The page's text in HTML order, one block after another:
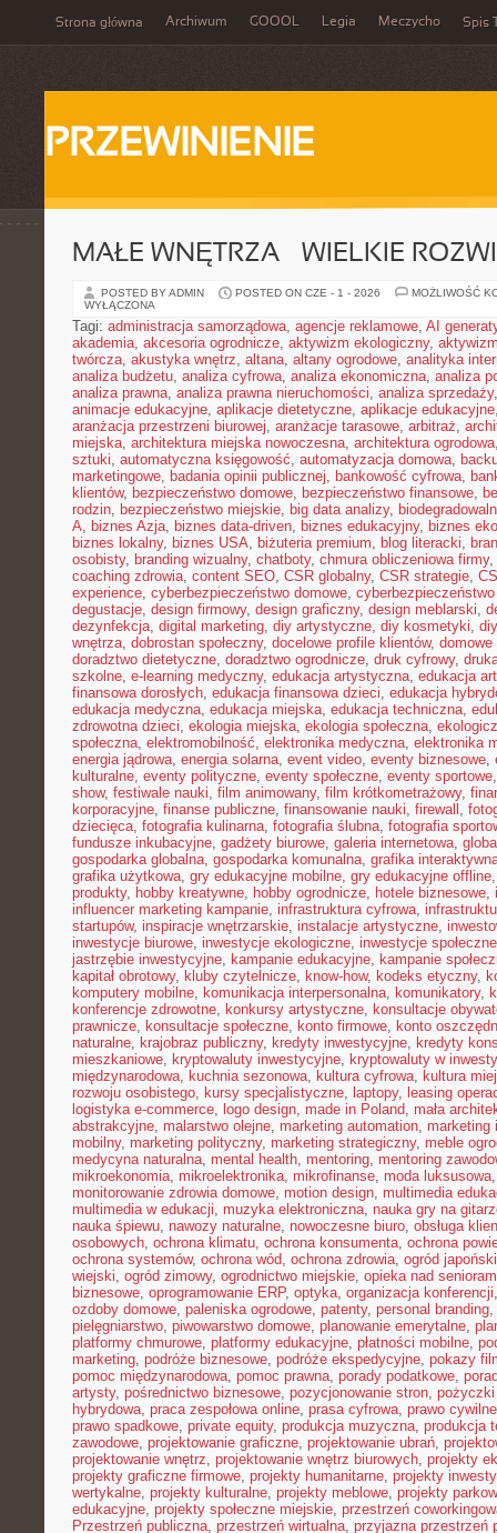
Strona główna Archiwum GOOOL Legia Meczycho Spis
PRZEWINIENIE
MAŁE WNĘTRZA – WIELKIE
POSTED BY ADMIN POSTED ON CZE - 1 - 2026
MOŻLIWOŚĆ
WYŁĄCZONA
Tagi: administracja samorządowa, agencje reklamowe, AI
akademia, akcesoria ogrodnicze, aktywizm ekologiczny,
twórcza, akustyka wnętrz, altana, altany ogrodowe, analityka
analiza budżetu, analiza cyfrowa, analiza ekonomiczna, analiza
analiza prawna, analiza prawna nieruchomości, analiza sprzedaży
animacje edukacyjne, aplikacje dietetyczne, aplikacje edukacyjne
aranżacja przestrzeni biurowej, aranżacje tarasowe, arbitraż,
miejska, architektura miejska nowoczesna, architektura ogrodowa
sztuki, automatyczna księgowość, automatyzacja domowa,
marketingowe, badania opinii publicznej, bankowość cyfrowa,
klientów, bezpieczeństwo domowe, bezpieczeństwo finansowe,
rodzin, bezpieczeństwo miejskie, big data analizy,
A, biznes Azja, biznes data-driven, biznes edukacyjny, biznes
biznes lokalny, biznes USA, biżuteria premium, blog literacki,
osobisty, branding wizualny, chatboty, chmura obliczeniowa firmy,
coaching zdrowia, content SEO, CSR globalny, CSR strategie,
experience, cyberbezpieczeństwo domowe,
degustacje, design firmowy, design graficzny, design meblarski,
dezynfekcja, digital marketing, diy artystyczne, diy kosmetyki,
wnętrza, dobrostan społeczny, docelowe profile klientów,
doradztwo dietetyczne, doradztwo ogrodnicze, druk cyfrowy,
szkolne, e-learning medyczny, edukacja artystyczna, edukacja
finansowa dorosłych, edukacja finansowa dzieci, edukacja
edukacja medyczna, edukacja miejska, edukacja techniczna,
zdrowotna dzieci, ekologia miejska, ekologia społeczna,
społeczna, elektromobilność, elektronika medyczna, elektronika
energia jądrowa, energia solarna, event video, eventy biznesowe,
kulturalne, eventy polityczne, eventy społeczne, eventy sportowe
show, festiwale nauki, film animowany, film krótkometrażowy,
korporacyjne, finanse publiczne, finansowanie nauki, firewall ,
dziecięca, fotografia kulinarna, fotografia ślubna, fotografia
fundusze inkubacyjne, gadżety biurowe, galeria internetowa,
gospodarka globalna, gospodarka komunalna, grafika
grafika użytkowa, gry edukacyjne mobilne, gry edukacyjne offline
produkty, hobby kreatywne, hobby ogrodnicze, hotele biznesowe,
influencer marketing kampanie, infrastruktura cyfrowa,
startupów, inspiracje wnętrzarskie, instalacje artystyczne,
inwestycje biurowe, inwestycje ekologiczne, inwestycje społeczne
jastrzębie inwestycyjne, kampanie edukacyjne, kampanie
kapitał obrotowy, kluby czytelnicze, know-how, kodeks etyczny,
komputery mobilne, komunikacja interpersonalna, komunikatory,
konferencje zdrowotne, konkursy artystyczne, konsultacje
prawnicze, konsultacje społeczne, konto firmowe, konto
naturalne, krajobraz publiczny, kredyty inwestycyjne, kredyty
mieszkaniowe, kryptowaluty inwestycyjne, kryptowaluty w
międzynarodowa, kuchnia sezonowa, kultura cyfrowa, kultura
rozwoju osobistego, kursy specjalistyczne, laptopy, leasing
logistyka e-commerce, logo design, made in Poland, mała
abstrakcyjne, malarstwo olejne, marketing automation, marketing
mobilny, marketing polityczny, marketing strategiczny, meble
medycyna naturalna, mental health, mentoring, mentoring
mikroekonomia, mikroelektronika, mikrofinanse, moda luksusowa
monitorowanie zdrowia domowe, motion design, multimedia
multimedia w edukacji, muzyka elektroniczna, nauka gry na
nauka śpiewu, nawozy naturalne, nowoczesne biuro, obsługa
osobowych, ochrona klimatu, ochrona konsumenta, ochrona
ochrona systemów, ochrona wód, ochrona zdrowia, ogród japoński
wiejski, ogród zimowy, ogrodnictwo miejskie, opieka nad
biznesowe, oprogramowanie ERP, optyka, organizacja konferencji
ozdoby domowe, paleniska ogrodowe, patenty, personal branding,
pielęgniarstwo, piwowarstwo domowe, planowanie emerytalne,
platformy chmurowe, platformy edukacyjne, płatności mobilne,
marketing, podróże biznesowe, podróże ekspedycyjne, pokazy
pomoc międzynarodowa, pomoc prawna, porady podatkowe,
artysty, pośrednictwo biznesowe, pozycjonowanie stron, pożyczki
hybrydowa, praca zespołowa online, prasa cyfrowa, prawo
prawo spadkowe, private equity, produkcja muzyczna, produkcja
zawodowe, projektowanie graficzne, projektowanie ubrań,
projektowanie wnętrz, projektowanie wnętrz biurowych, projekty
projekty graficzne firmowe, projekty humanitarne, projekty
wertykalne, projekty kulturalne, projekty meblowe, projekty
edukacyjne, projekty społeczne miejskie, przestrzeń
Przestrzeń publiczna, przestrzeń wirtualna, przyjazna przestrzeń